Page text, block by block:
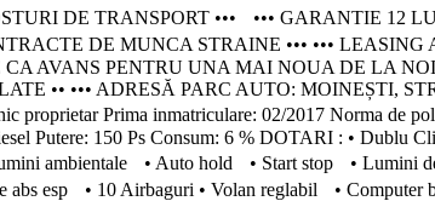
DE TRANSPORT ••• ••• GARANTIE 12
DE MUNCA STRAINE ••• ••• LEASING
AVANS PENTRU UNA MAI NOUA DE LA
•• ••• ADRESĂ PARC AUTO: MOINEȘTI,
Prima inmatriculare: 02/2017 Norma de
150 Ps Consum: 6 % DOTARI : • Dublu
ambientale • Auto hold • Start stop • Lumini
esp • 10 Airbaguri • Volan reglabil • Computer